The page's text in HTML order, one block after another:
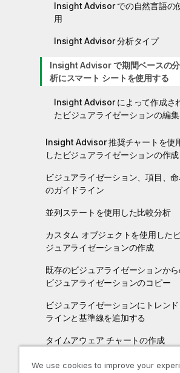
Insight Advisor での自然言語の
用
Insight Advisor 分析タイプ
Insight Advisor で期間ベースの分
析にスマート シートを使用する
Insight Advisor によって作成さ
たビジュアライゼーションの編集
Insight Advisor 推奨チャートを使
したビジュアライゼーションの作成
ビジュアライゼーション、項目、命
のガイドライン
並列ステートを使用した比較分析
カスタム オブジェクトを使用した
ジュアライゼーションの作成
既存のビジュアライゼーションか
ビジュアライゼーションのコピー
ビジュアライゼーションにトレンド
ラインと基準線を追加する
タイムアウェア チャートの作成
ビジュアライゼーションのデータ
We use cookies to improve your